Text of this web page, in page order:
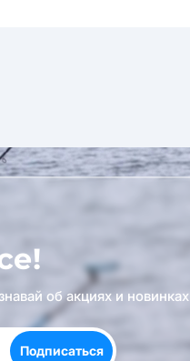
об акциях и новинках
Подписаться